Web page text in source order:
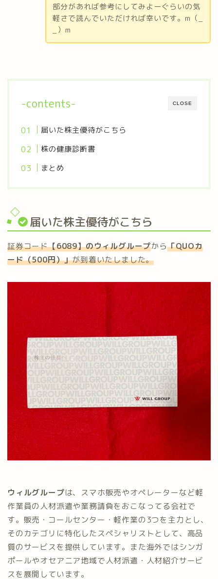
部分があれば参考にしてみよーぐらいの気
軽さで読んでいただければ幸いです。m（_
_）m
CLOSE
-contents-
届いた株主優待がこちら
株の健康診断書
まとめ
届いた株主優待がこちら
証券コード【6089】のウィルグループから「QUOカ
ード（500円）」が到着いたしました。
ウィルグループは、スマホ販売やオペレーターなど軽
作業員の人材派遣や業務請負をおこなってる会社で
す。販売・コールセンター・軽作業の3つを主力とし、
そのカテゴリに特化したスペシャリストとして、高品
質のサービスを提供しています。また海外ではシンガ
ポールやオセアニア地域で人材派遣・人材紹介サービ
スを展開しています。